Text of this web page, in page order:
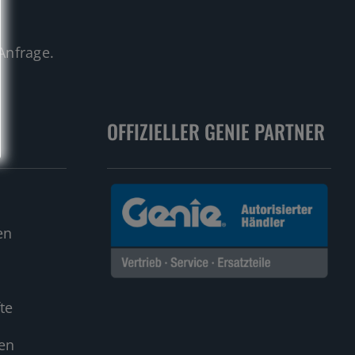
OFFIZIELLER GENIE PARTNER